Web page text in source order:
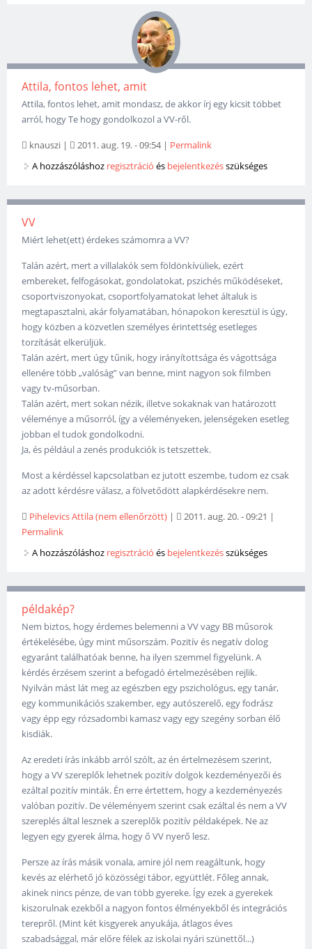
Attila, fontos lehet, amit
Attila, fontos lehet, amit mondasz, de akkor írj egy kicsit többet
arról, hogy Te hogy gondolkozol a VV-ről.
knauszi | 2011. aug. 19. - 09:54| Permalink
A hozzászóláshoz regisztráció és bejelentkezésszükséges
VV
Miért lehet(ett) érdekes számomra a VV?
Talán azért, mert a villalakók sem földönkívüliek, ezért
embereket, felfogásokat, gondolatokat, pszichés működéseket,
csoportviszonyokat, csoportfolyamatokat lehet általuk is
megtapasztalni, akár folyamatában, hónapokon keresztül is úgy,
hogy közben a közvetlen személyes érintettség esetleges
torzítását elkerüljük.
Talán azért, mert úgy tűnik, hogy irányítottsága és vágottsága
ellenére több „valóság” van benne, mint nagyon sok filmben
vagy tv-műsorban.
Talán azért, mert sokan nézik, illetve sokaknak van határozott
véleménye a műsorról, így a véleményeken, jelenségeken esetleg
jobban el tudok gondolkodni.
Ja, és például a zenés produkciók is tetszettek.
Most a kérdéssel kapcsolatban ez jutott eszembe, tudom ez csak
az adott kérdésre válasz, a fölvetődött alapkérdésekre nem.
Pihelevics Attila (nem ellenőrzött) | 2011. aug. 20. - 09:21 |
Permalink
A hozzászóláshoz regisztráció és bejelentkezésszükséges
példakép?
Nem biztos, hogy érdemes belemenni a VV vagy BB műsorok
értékelésébe, úgy mint műsorszám. Pozitív és negatív dolog
egyaránt találhatóak benne, ha ilyen szemmel figyelünk. A
kérdés érzésem szerint a befogadó értelmezésében rejlik.
Nyilván mást lát meg az egészben egy pszichológus, egy tanár,
egy kommunikációs szakember, egy autószerelő, egy fodrász
vagy épp egy rózsadombi kamasz vagy egy szegény sorban élő
kisdiák.
Az eredeti írás inkább arról szólt, az én értelmezésem szerint,
hogy a VV szereplők lehetnek pozitív dolgok kezdeményezői és
ezáltal pozitív minták. Én erre értettem, hogy a kezdeményezés
valóban pozitív. De véleményem szerint csak ezáltal és nem a VV
szereplés által lesznek a szereplők pozitív példaképek. Ne az
legyen egy gyerek álma, hogy ő VV nyerő lesz.
Persze az írás másik vonala, amire jól nem reagáltunk, hogy
kevés az elérhető jó közösségi tábor, együttlét. Főleg annak,
akinek nincs pénze, de van több gyereke. Így ezek a gyerekek
kiszorulnak ezekből a nagyon fontos élményekből és integrációs
terepről. (Mint két kisgyerek anyukája, átlagos éves
szabadsággal, már előre félek az iskolai nyári szünettől...)